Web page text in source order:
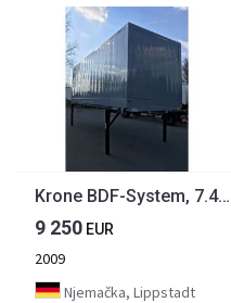
Krone BDF-System, 7.450 mm lang, LACK NEU!
9 250 EUR
2009
Njemačka, Lippstadt